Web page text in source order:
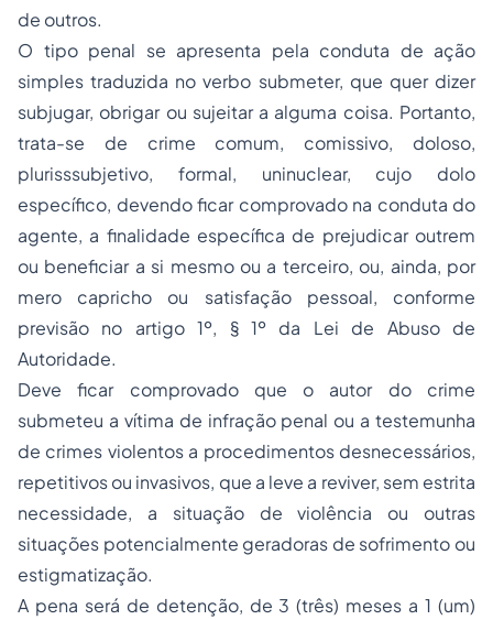
de outros.
O tipo penal se apresenta pela conduta de ação
simples traduzida no verbo submeter, que quer dizer
subjugar, obrigar ou sujeitar a alguma coisa. Portanto,
trata-se de crime comum, comissivo, doloso,
plurisssubjetivo, formal, uninuclear, cujo dolo
específico, devendo ficar comprovado na conduta do
agente, a finalidade específica de prejudicar outrem
ou beneficiar a si mesmo ou a terceiro, ou, ainda, por
mero capricho ou satisfação pessoal, conforme
previsão no artigo 1º, § 1º da Lei de Abuso de
Autoridade.
Deve ficar comprovado que o autor do crime
submeteu a vítima de infração penal ou a testemunha
de crimes violentos a procedimentos desnecessários,
repetitivos ou invasivos, que a leve a reviver, sem estrita
necessidade, a situação de violência ou outras
situações potencialmente geradoras de sofrimento ou
estigmatização.
A pena será de detenção, de 3 (três) meses a 1 (um)